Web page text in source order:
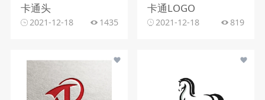
卡通头
2021-12-18 1435
卡通LOGO
2021-12-18 819